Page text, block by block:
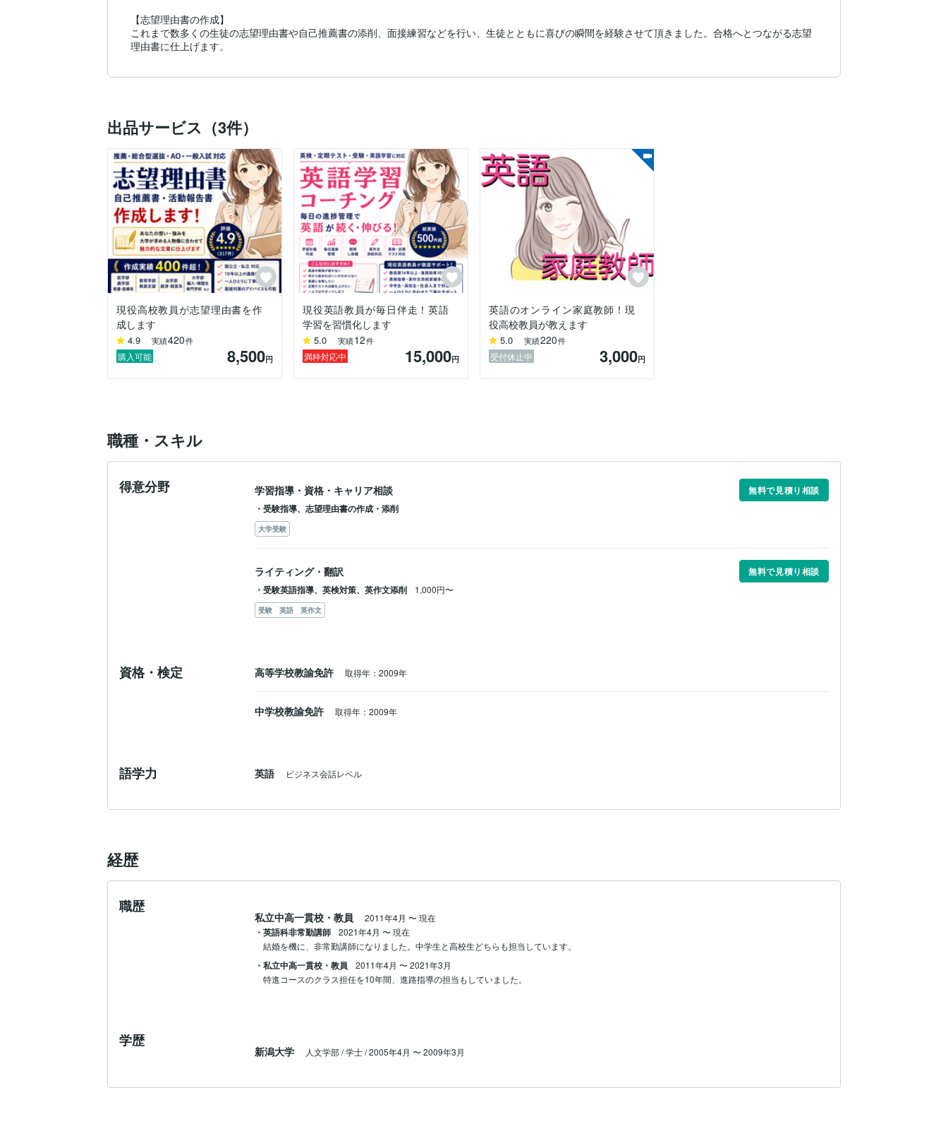
【志望理由書の作成】
これまで数多くの生徒の志望理由書や自己推薦書の添削、面接練習などを行い、生徒とともに喜びの瞬間を経験させて頂きました。合格へとつながる志望
理由書に仕上げます。
出品サービス（3件）
現役高校教員が志望理由書を作
成します
4.9 実績420件
購入可能 8,500円
現役英語教員が毎日伴走！英語
学習を習慣化します
5.0 実績12件
満枠対応中 15,000円
英語のオンライン家庭教師！現
役高校教員が教えます
5.0 実績220件
受付休止中 3,000円
職種・スキル
得意分野 学習指導・資格・キャリア相談
無料で見積り相談
・受験指導、志望理由書の作成・添削
大学受験
ライティング・翻訳
無料で見積り相談
・受験英語指導、英検対策、英作文添削
1,000円〜
受験 英語 英作文
資格・検定 高等学校教諭免許 取得年：2009年
中学校教諭免許 取得年：2009年
語学力 英語 ビジネス会話レベル
経歴
職歴
私立中高一貫校・教員 2011年4月 〜現在
・英語科非常勤講師 2021年4月 〜現在
結婚を機に、非常勤講師になりました。中学生と高校生どちらも担当しています。
・私立中高一貫校・教員 2011年4月 〜2021年3月
特進コースのクラス担任を10年間、進路指導の担当もしていました。
学歴
新潟大学 人文学部 / 学士 / 2005年4月 〜 2009年3月